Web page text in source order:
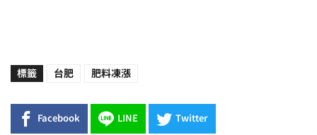
標籤 台肥 肥料凍漲
Facebook LINE Twitter